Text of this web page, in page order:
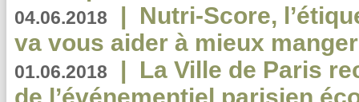
04.06.2018 | Nutri-Score,
va vous aider à mieux
01.06.2018 | La Ville de Paris